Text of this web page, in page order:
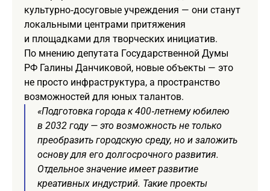
культурно‑досуговые учреждения — они станут
локальными центрами притяжения
и площадками для творческих инициатив.
По мнению депутата Государственной Думы
РФ Галины Данчиковой, новые объекты — это
не просто инфраструктура, а пространство
возможностей для юных талантов.
«Подготовка города к 400‑летнему юбилею
в 2032 году — это возможность не только
преобразить городскую среду, но и заложить
основу для его долгосрочного развития.
Отдельное значение имеет развитие
креативных индустрий. Такие проекты